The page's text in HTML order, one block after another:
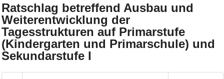
Ratschlag betreffend Ausbau und
Weiterentwicklung der
Tagesstrukturen auf Primarstufe
(Kindergarten und Primarschule) und
Sekundarstufe I